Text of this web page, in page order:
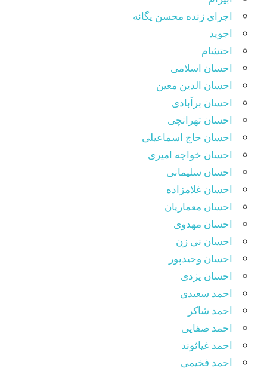
اجرای زنده محسن یگانه
اجوید
احتشام
احسان اسلامی
احسان الدین معین
احسان برآبادی
احسان تهرانچی
احسان حاج اسماعیلی
احسان خواجه امیری
احسان سلیمانی
احسان غلامزاده
احسان معماریان
احسان مهدوی
احسان نی زن
احسان وحیدپور
احسان یزدی
احمد سعیدی
احمد شاکر
احمد صفایی
احمد غیاثوند
احمد فخیمی